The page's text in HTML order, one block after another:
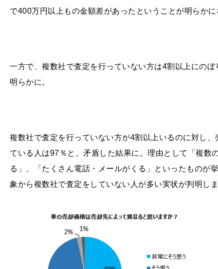
で400万円以上もの金額差があったということが明らか
一方で、複数社で査定を行っていない方は4割以上にの
明らかに。
複数社で査定を行っていない方が4割以上いるのに対し
ている人は97％と、矛盾した結果に。理由として「複数
る」、「たくさん電話・メールがくる」といったものが
象から複数社で査定をしていない人が多い実状が判明し